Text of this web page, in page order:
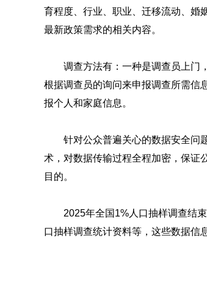
育程度、行业、职业、迁移流动、婚
最新政策需求的相关内容。
调查方法有：一种是调查员上门
根据调查员的询问来申报调查所需信
报个人和家庭信息。
针对公众普遍关心的数据安全问
术，对数据传输过程全程加密，保证
目的。
2025年全国1%人口抽样调查结
口抽样调查统计资料等，这些数据信